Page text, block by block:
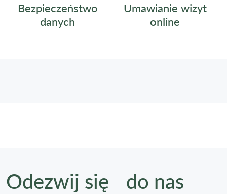
Bezpieczeństwo
danych
Umawianie wizyt
online
Odezwij się do nas